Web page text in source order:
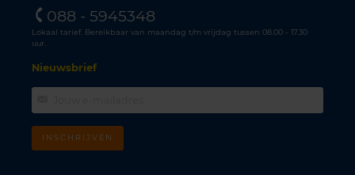
088 - 5945348
Lokaal tarief. Bereikbaar van maandag t/m vrijdag tussen 08.00 - 17.30
uur.
Nieuwsbrief
INSCHRIJVEN